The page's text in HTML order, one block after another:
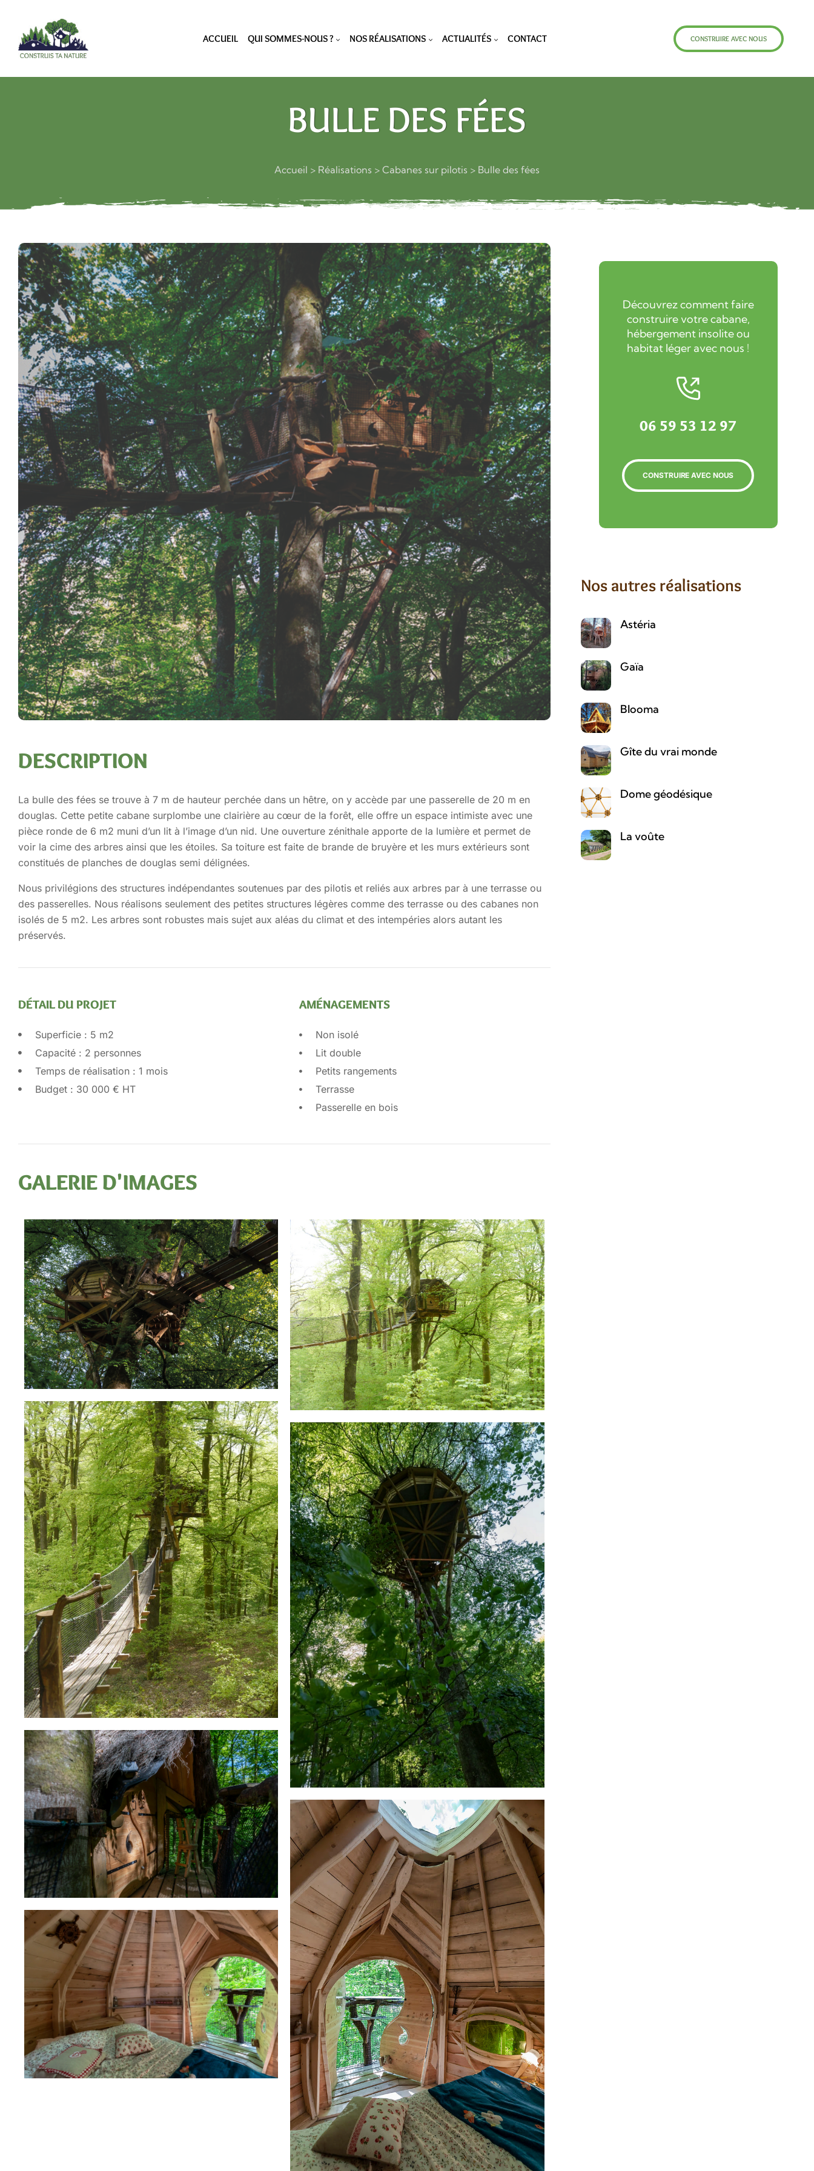
ACCUEIL QUI SOMMES-NOUS ? NOS RÉALISATIONS ACTUALITÉS CONTACT CONSTRUIRE AVEC NOUS
BULLE DES FÉES
Accueil > Réalisations > Cabanes sur pilotis > Bulle des fées
DESCRIPTION
La bulle des fées se trouve à 7 m de hauteur perchée dans un hêtre, on y accède par une passerelle de 20 m en
douglas. Cette petite cabane surplombe une clairière au cœur de la forêt, elle offre un espace intimiste avec une
pièce ronde de 6 m2 muni d’un lit à l’image d’un nid. Une ouverture zénithale apporte de la lumière et permet de
voir la cime des arbres ainsi que les étoiles. Sa toiture est faite de brande de bruyère et les murs extérieurs sont
constitués de planches de douglas semi délignées.
Nous privilégions des structures indépendantes soutenues par des pilotis et reliés aux arbres par à une terrasse ou
des passerelles. Nous réalisons seulement des petites structures légères comme des terrasse ou des cabanes non
isolés de 5 m2. Les arbres sont robustes mais sujet aux aléas du climat et des intempéries alors autant les
préservés.
DÉTAIL DU PROJET
Superficie : 5 m2
Capacité : 2 personnes
Temps de réalisation : 1 mois
Budget : 30 000 € HT
AMÉNAGEMENTS
Non isolé
Lit double
Petits rangements
Terrasse
Passerelle en bois
GALERIE D'IMAGES
Découvrez comment faire
construire votre cabane,
hébergement insolite ou
habitat léger avec nous !
06 59 53 12 97
CONSTRUIRE AVEC NOUS
Nos autres réalisations
Astéria
Gaïa
Blooma
Gîte du vrai monde
Dome géodésique
La voûte